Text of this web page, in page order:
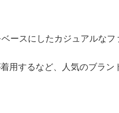
ースにしたカジュアルなフ
用するなど、人気のブラン